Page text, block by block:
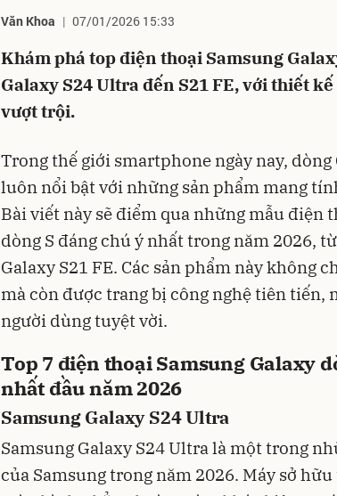
Văn Khoa 07/01/2026 15:33
Khám phá top điện thoại Samsung
Galaxy S24 Ultra đến S21 FE, với thiết
vượt trội.
Trong thế giới smartphone ngày nay, dòng
luôn nổi bật với những sản phẩm mang
Bài viết này sẽ điểm qua những mẫu điện
dòng S đáng chú ý nhất trong năm 2026,
Galaxy S21 FE. Các sản phẩm này không
mà còn được trang bị công nghệ tiên tiến,
người dùng tuyệt vời.
Top 7 điện thoại Samsung Galaxy
nhất đầu năm 2026
Samsung Galaxy S24 Ultra
Samsung Galaxy S24 Ultra là một trong
của Samsung trong năm 2026. Máy sở